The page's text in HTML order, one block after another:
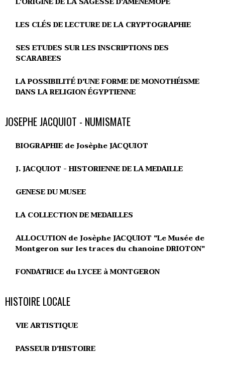
LES CLÉS DE LECTURE DE LA CRYPTOGRAPHIE
SES ETUDES SUR LES INSCRIPTIONS DES
SCARABEES
LA POSSIBILITÉ D'UNE FORME DE MONOTHÉISME
DANS LA RELIGION ÉGYPTIENNE
JOSEPHE JACQUIOT - NUMISMATE
BIOGRAPHIE de Josèphe JACQUIOT
J. JACQUIOT - HISTORIENNE DE LA MEDAILLE
GENESE DU MUSEE
LA COLLECTION DE MEDAILLES
ALLOCUTION de Josèphe JACQUIOT "Le Musée de
Montgeron sur les traces du chanoine DRIOTON"
FONDATRICE du LYCEE à MONTGERON
HISTOIRE LOCALE
VIE ARTISTIQUE
PASSEUR D'HISTOIRE